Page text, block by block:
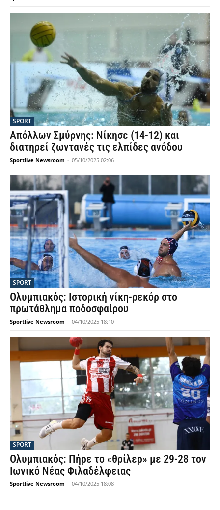
SPORT
Απόλλων Σμύρνης: Νίκησε (14-12) και
διατηρεί ζωντανές τις ελπίδες ανόδου
Sportlive Newsroom - 05/10/2025 02:06
SPORT
Ολυμπιακός: Ιστορική νίκη-ρεκόρ στο
πρωτάθλημα ποδοσφαίρου
Sportlive Newsroom - 04/10/2025 18:10
SPORT
Ολυμπιακός: Πήρε το «θρίλερ» με 29-28 τον
Ιωνικό Νέας Φιλαδέλφειας
Sportlive Newsroom - 04/10/2025 18:08